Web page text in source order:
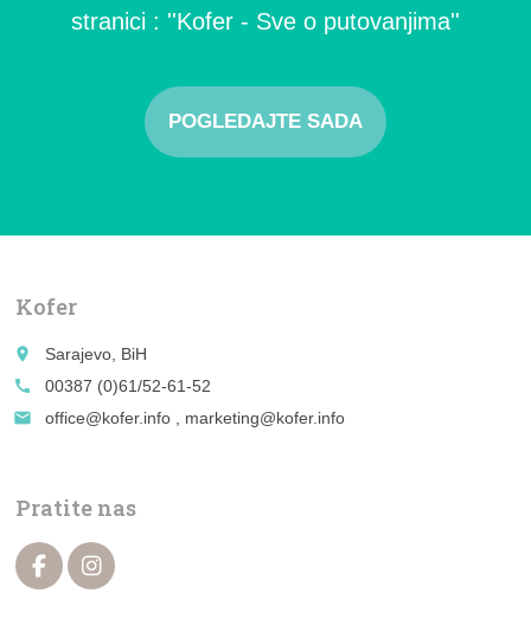
stranici : ''Kofer - Sve o putovanjima''
POGLEDAJTE SADA
Kofer
place
Sarajevo, BiH
call
00387 (0)61/52-61-52
email
office@kofer.info , marketing@kofer.info
Pratite nas